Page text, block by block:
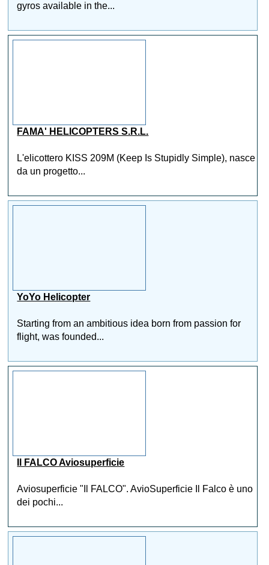
gyros available in the...
FAMA' HELICOPTERS S.R.L.
L'elicottero KISS 209M (Keep Is Stupidly Simple), nasce
da un progetto...
YoYo Helicopter
Starting from an ambitious idea born from passion for
flight, was founded...
Il FALCO Aviosuperficie
Aviosuperficie "Il FALCO". AvioSuperficie Il Falco è uno
dei pochi...